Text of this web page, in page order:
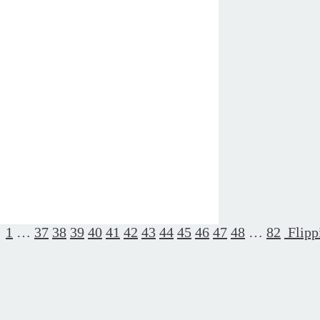
1 … 37 38 39 40 41 42 43 44 45 46 47 48 … 82